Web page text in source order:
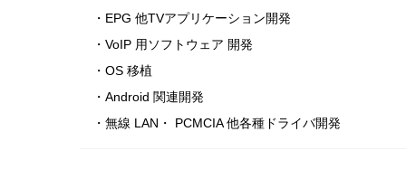
・EPG 他TVアプリケーション開発
・VoIP 用ソフトウェア 開発
・OS 移植
・Android 関連開発
・無線 LAN・ PCMCIA 他各種ドライバ開発